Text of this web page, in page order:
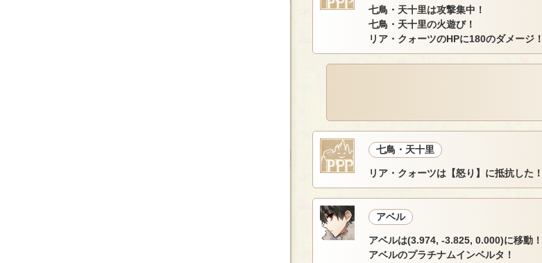
七鳥・天十里は攻撃集中！
七鳥・天十里の火遊び！
リア・クォーツのHPに180のダメージ！
七鳥・天十里
リア・クォーツは【怒り】に抵抗した！
アベル
アベルは(3.974, -3.825, 0.000)に移動！
アベルのプラチナムインベルタ！